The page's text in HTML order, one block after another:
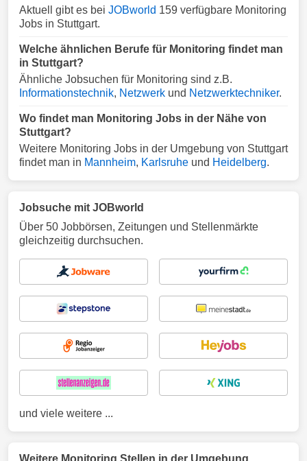
Aktuell gibt es bei JOBworld 159 verfügbare Monitoring
Jobs in Stuttgart.
Welche ähnlichen Berufe für Monitoring findet man
in Stuttgart?
Ähnliche Jobsuchen für Monitoring sind z.B.
Informationstechnik, Netzwerk und Netzwerktechniker.
Wo findet man Monitoring Jobs in der Nähe von
Stuttgart?
Weitere Monitoring Jobs in der Umgebung von Stuttgart
findet man in Mannheim, Karlsruhe und Heidelberg.
Jobsuche mit JOBworld
Über 50 Jobbörsen, Zeitungen und Stellenmärkte
gleichzeitig durchsuchen.
und viele weitere ...
Weitere Monitoring Stellen in der Umgebung